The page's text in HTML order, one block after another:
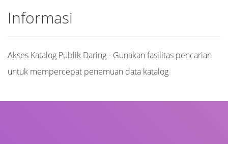
Informasi
Akses Katalog Publik Daring - Gunakan fasilitas pencarian
untuk mempercepat penemuan data katalog